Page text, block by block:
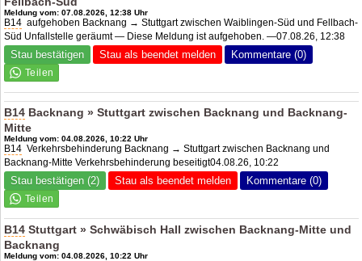
Meldung vom: 07.08.2026, 12:38 Uhr
B14 aufgehoben Backnang → Stuttgart zwischen Waiblingen-Süd und Fellbach-
Süd Unfallstelle geräumt — Diese Meldung ist aufgehoben. —07.08.26, 12:38
Stau bestätigen Stau als beendet melden Kommentare (0)
B14 Backnang » Stuttgart zwischen Backnang und Backnang-
Mitte
Meldung vom: 04.08.2026, 10:22 Uhr
B14 Verkehrsbehinderung Backnang → Stuttgart zwischen Backnang und
Backnang-Mitte Verkehrsbehinderung beseitigt04.08.26, 10:22
Stau bestätigen (2) Stau als beendet melden Kommentare (0)
B14 Stuttgart » Schwäbisch Hall zwischen Backnang-Mitte und
Backnang
Meldung vom: 04.08.2026, 10:22 Uhr